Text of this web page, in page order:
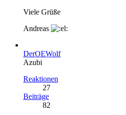
Viele Grüße
Andreas
DerOEWolf
Azubi
Reaktionen
27
Beiträge
82